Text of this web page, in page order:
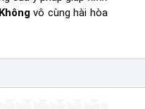
vô cùng hài hòa